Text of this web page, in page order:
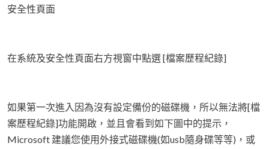
安全性頁面
在系統及安全性頁面右方視窗中點選 [檔案歷程紀錄]
如果第一次進入因為沒有設定備份的磁碟機，所以無法將[檔
案歷程紀錄]功能開啟，並且會看到如下圖中的提示，
Microsoft 建議您使用外接式磁碟機(如usb隨身碟等等)，或